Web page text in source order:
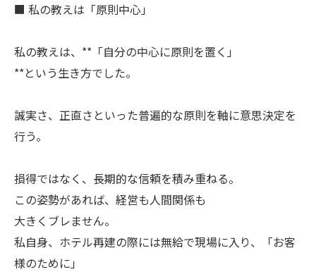
■ 私の教えは「原則中心」
私の教えは、**「自分の中心に原則を置く」
**という生き方でした。
誠実さ、正直さといった普遍的な原則を軸に意思決定を
行う。
損得ではなく、長期的な信頼を積み重ねる。
この姿勢があれば、経営も人間関係も
大きくブレません。
私自身、ホテル再建の際には無給で現場に入り、「お客
様のために」